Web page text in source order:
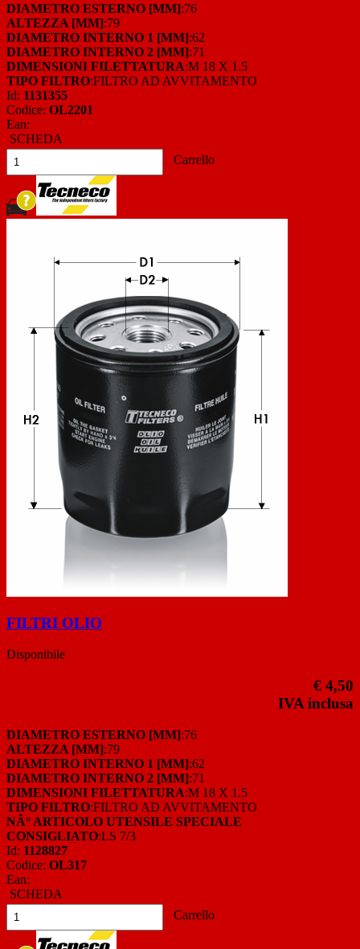
DIAMETRO ESTERNO [MM]:76
ALTEZZA [MM]:79
DIAMETRO INTERNO 1 [MM]:62
DIAMETRO INTERNO 2 [MM]:71
DIMENSIONI FILETTATURA:M 18 X 1.5
TIPO FILTRO:FILTRO AD AVVITAMENTO
Id: 1131355
Codice: OL2201
Ean:
SCHEDA
Carrello
FILTRI OLIO
Disponibile
€ 4,50
IVA inclusa
DIAMETRO ESTERNO [MM]:76
ALTEZZA [MM]:79
DIAMETRO INTERNO 1 [MM]:62
DIAMETRO INTERNO 2 [MM]:71
DIMENSIONI FILETTATURA:M 18 X 1.5
TIPO FILTRO:FILTRO AD AVVITAMENTO
NÂ° ARTICOLO UTENSILE SPECIALE
CONSIGLIATO:LS 7/3
Id: 1128827
Codice: OL317
Ean:
SCHEDA
Carrello